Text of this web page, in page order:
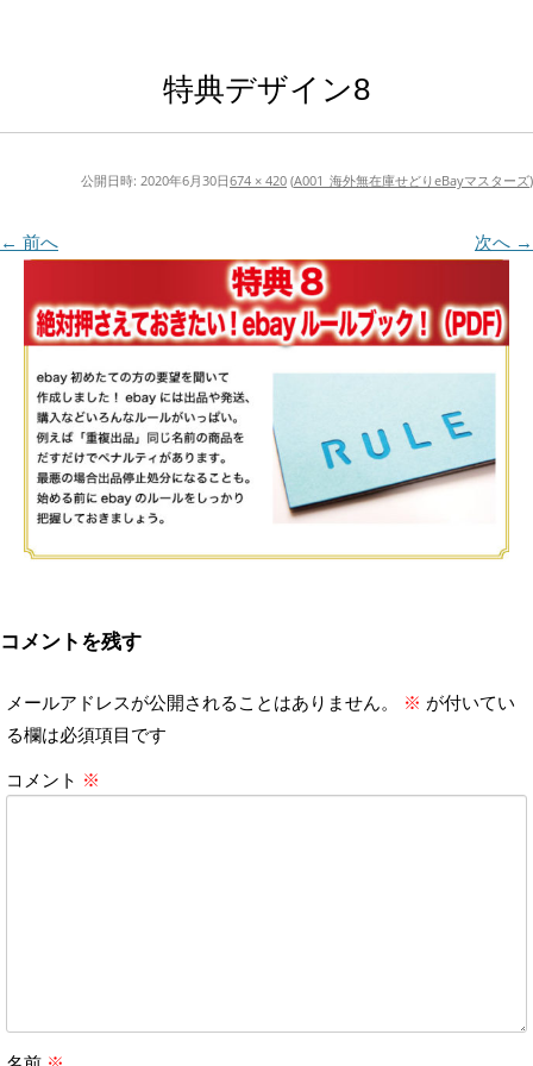
特典デザイン8
公開日時: 2020年6月30日674 × 420 (A001_海外無在庫せどりeBayマスターズ)
← 前へ 次へ →
コメントを残す
メールアドレスが公開されることはありません。 ※ が付いてい
る欄は必須項目です
コメント ※